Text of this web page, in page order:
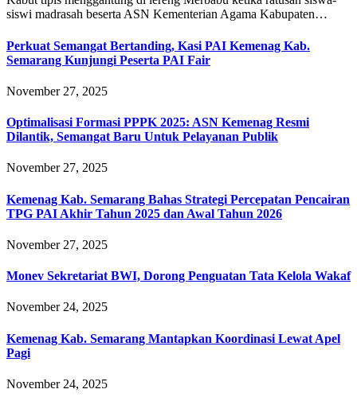
siswi madrasah beserta ASN Kementerian Agama Kabupaten…
Perkuat Semangat Bertanding, Kasi PAI Kemenag Kab.
Semarang Kunjungi Peserta PAI Fair
November 27, 2025
Optimalisasi Formasi PPPK 2025: ASN Kemenag Resmi
Dilantik, Semangat Baru Untuk Pelayanan Publik
November 27, 2025
Kemenag Kab. Semarang Bahas Strategi Percepatan Pencairan
TPG PAI Akhir Tahun 2025 dan Awal Tahun 2026
November 27, 2025
Monev Sekretariat BWI, Dorong Penguatan Tata Kelola Wakaf
November 24, 2025
Kemenag Kab. Semarang Mantapkan Koordinasi Lewat Apel
Pagi
November 24, 2025